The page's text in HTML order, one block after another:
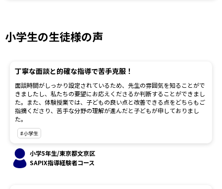
小学生の生徒様の声
丁寧な面談と的確な指導で苦手克服！
面談時間がしっかり設定されているため、先生の雰囲気を知ることがで
きましたし、私たちの要望にお応えくださるか判断することができまし
た。また、体験授業では、子どもの良い点と改善できる点をどちらもご
指摘くださり、苦手な分野の理解が進んだと子どもが申しておりまし
た。
#小学生
小学5年生/東京都文京区
SAPIX指導経験者コース